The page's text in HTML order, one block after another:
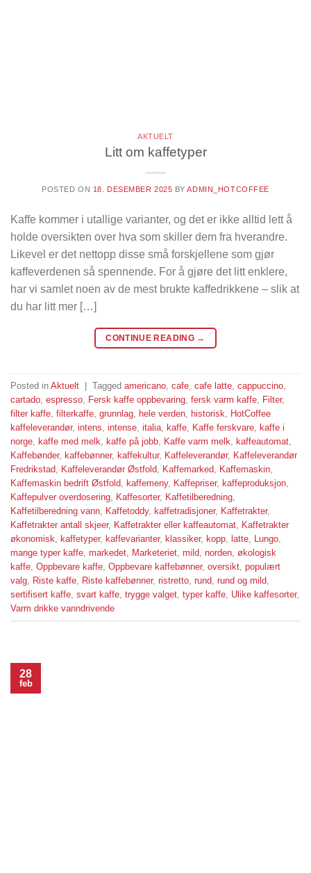
AKTUELT
Litt om kaffetyper
POSTED ON 18. DESEMBER 2025 BYADMIN_HOTCOFFEE
Kaffe kommer i utallige varianter, og det er ikke alltid lett å
holde oversikten over hva som skiller dem fra hverandre.
Likevel er det nettopp disse små forskjellene som gjør
kaffeverdenen så spennende. For å gjøre det litt enklere,
har vi samlet noen av de mest brukte kaffedrikkene – slik at
du har litt mer […]
CONTINUE READING →
Posted in Aktuelt | Tagged americano cafe cafe latte cappuccino
cartado espresso Fersk kaffe oppbevaring fersk varm kaffe Filter,
filter kaffe filterkaffe grunnlag hele verden historisk
HotCoffee
kaffeleverandør, intens intense italia kaffe Kaffe ferskvare kaffe i
norge kaffe med melk kaffe på jobb Kaffe varm melk kaffeautomat
Kaffebønder, kaffebønner, kaffekultur, Kaffeleverandør, Kaffeleverandør
Fredrikstad Kaffeleverandør Østfold Kaffemarked Kaffemaskin
Kaffemaskin bedrift Østfold kaffemeny, Kaffepriser, kaffeproduksjon
Kaffepulver overdosering Kaffesorter, Kaffetilberedning
Kaffetilberedning vann Kaffetoddy, kaffetradisjoner, Kaffetrakter,
Kaffetrakter antall skjeer, Kaffetrakter eller kaffeautomat Kaffetrakter
økonomisk kaffetyper, kaffevarianter, klassiker, kopp latte Lungo
mange typer kaffe markedet Marketeriet mild norden økologisk
kaffe Oppbevare kaffe Oppbevare kaffebønner, oversikt populært
valg Riste kaffe Riste kaffebønner, ristretto rund rund og mild
sertifisert kaffe svart kaffe trygge valget typer kaffe Ulike kaffesorter,
Varm drikke vanndrivende
28
feb